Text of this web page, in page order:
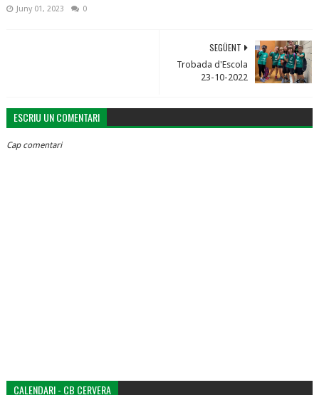
Juny 01, 2023 0
SEGÜENT
Trobada d'Escola
23-10-2022
ESCRIU UN COMENTARI
Cap comentari
CALENDARI - CB CERVERA